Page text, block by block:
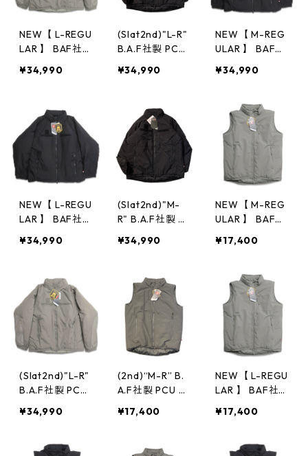
ジ
NEW【 L-REGU
LAR 】 BAF社
N3 LEVEL7 TYP
ジャケット グ
レー ミリタリ
ー 表記：L-R
gd312209n w3
1221
¥34,990
(Slat2nd)"L-R"
B.A.F社製 PCU
リマロフトジャ
ク ミリタリー
古着 古着屋 高
円寺 ビンテー
ジ TS5
¥34,990
NEW【 M-REG
ULAR 】 BAF社
N3 LEVEL7 TYP
ジャケット ブ
ラック ミリタ
リー gd031n
¥34,990
NEW【 L-REGU
LAR 】 BAF社
N3 LEVEL7 TYP
ジャケット ブ
ラック ミリタ
リー gd032n
¥34,990
(Slat2nd)"M-
R" B.A.F社製 P
7 プリマロフト
ラック ミリタ
リー 古着 古着
屋 高円寺 ビン
テージ TS5
¥34,990
NEW【 M-REG
ULAR 】 BAF社
N3 LEVEL7 プ
スト ミリタリ
ー グレー gd00
4n
¥17,400
(Slat2nd)"L-R"
B.A.F社製 PCU
リマロフトジャ
ングレー ミリ
¥34,990
(2nd)“M-R” B.
A.F社製 PCU T
EN III LEVEL 7
ベスト 灰 アー
¥17,400
NEW【 L-REGU
LAR 】 BAF社
N3 LEVEL7 プ
スト ミリタリ
¥17,400